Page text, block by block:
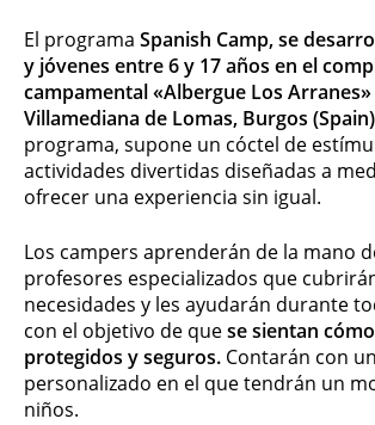
El programa Spanish Camp, se
y jóvenes entre 6 y 17 años en el
campamental «Albergue Los
Villamediana de Lomas, Burgos
programa, supone un cóctel de
actividades divertidas diseñadas a
ofrecer una experiencia sin igual.
Los campers aprenderán de la mano
profesores especializados que
necesidades y les ayudarán durante
con el objetivo de quese sientan
protegidos y seguros. Contarán con
personalizado en el que tendrán un
niños.